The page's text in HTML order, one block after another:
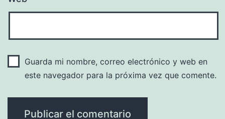
Guarda mi nombre, correo electrónico y web en
este navegador para la próxima vez que comente.